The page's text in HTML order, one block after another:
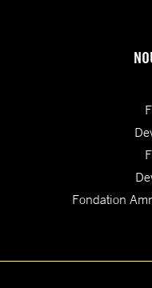
Fondation